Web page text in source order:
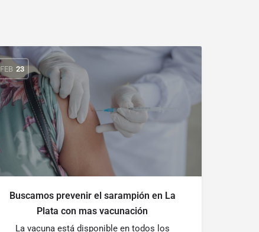
FEB 23
Buscamos prevenir el sarampión en La
Plata con mas vacunación
La vacuna está disponible en todos los